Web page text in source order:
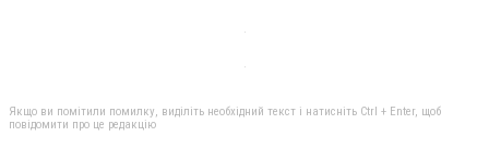
Якщо ви помітили помилку, виділіть необхідний текст і натисніть Ctrl + Enter, щоб
повідомити про це редакцію